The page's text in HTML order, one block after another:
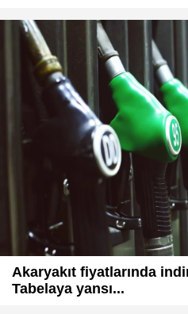
Akaryakıt fiyatlarında
Tabelaya yansı...